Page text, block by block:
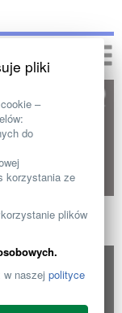
Toggle
NIŻ TYLKO
pliki
–
do
korzystania ze
plików
w naszejpolityce